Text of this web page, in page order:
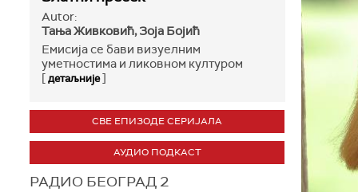
Autor:
Тања Живковић, Зоја Бојић
Емисија се бави визуелним
уметностима и ликовном културом
[детаљније]
СВЕ ЕПИЗОДЕ СЕРИЈАЛА
АУДИО ПОДКАСТ
РАДИО БЕОГРАД 2